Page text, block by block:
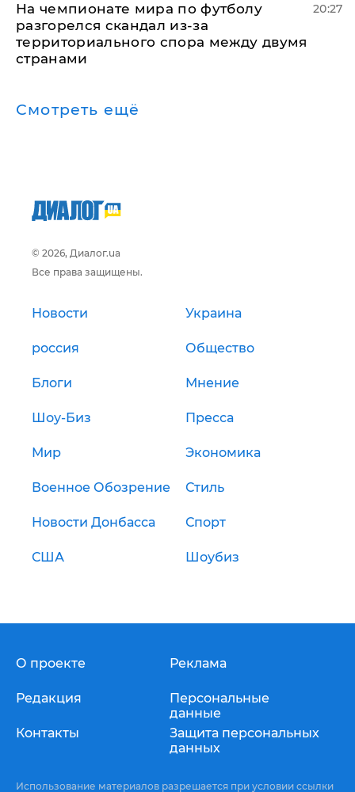
На чемпионате мира по футболу
разгорелся скандал из-за
территориального спора между двумя
странами
20:27
Смотреть ещё
© 2026, Диалог.ua
Все права защищены.
Новости Украина
россия Общество
Блоги Мнение
Шоу-Биз Пресса
Мир Экономика
Военное Обозрение Стиль
Новости Донбасса Спорт
США Шоубиз
О проекте
Редакция
Контакты
Реклама
Персональные
данные
Защита персональных
данных
Использование материалов разрешается при условии ссылки